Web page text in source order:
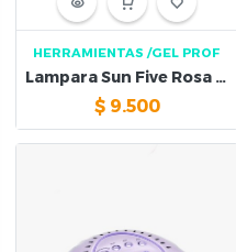
HERRAMIENTAS /GEL PROF
Lampara Sun Five Rosa 48W
$ 9.500